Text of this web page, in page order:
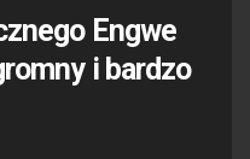
Engwe
i bardzo